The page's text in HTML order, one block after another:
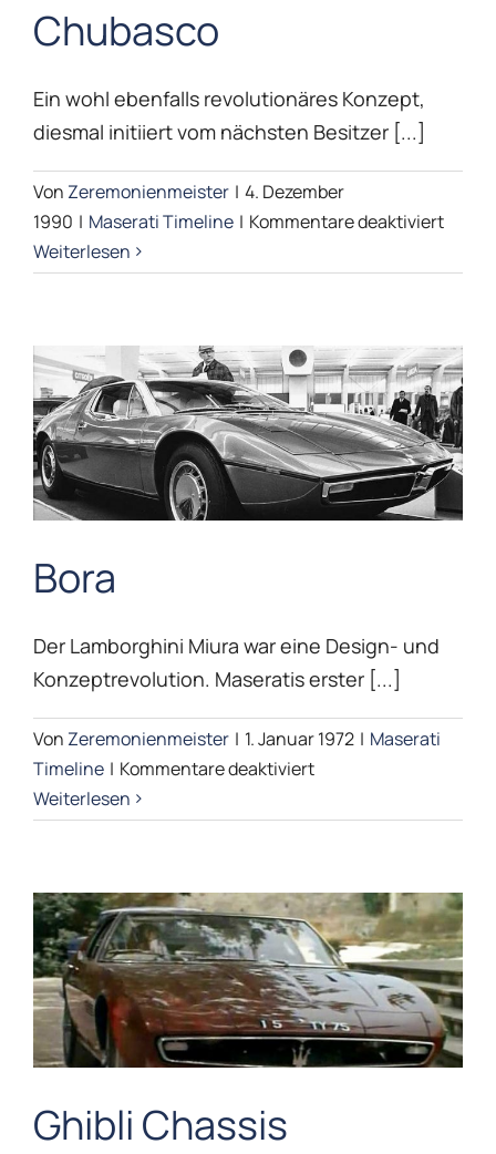
Maserati Timeline
Chubasco
Ein wohl ebenfalls revolutionäres Konzept,
diesmal initiiert vom nächsten Besitzer [...]
Von Zeremonienmeister | 4. Dezember
1990 | Maserati Timeline | Kommentare deaktiviertfür
Weiterlesen
Maserati Timeline
Bora
Der Lamborghini Miura war eine Design- und
Konzeptrevolution. Maseratis erster [...]
Von Zeremonienmeister | 1. Januar 1972 | Maserati
Timeline | Kommentare deaktiviertfür
Weiterlesen
Ghibli Chassis
Ghibli Chassis